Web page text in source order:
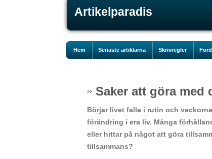
Artikelparadis
Hem Senaste artiklarna Skrivregler
Saker att göra med
Börjar livet falla i rutin och
förändring i era liv. Många
eller hittar på något att göra
tillsammans?